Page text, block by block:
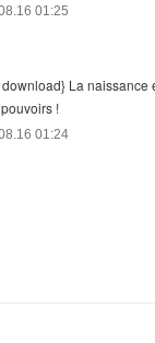
01:25
La naissance
!
01:24